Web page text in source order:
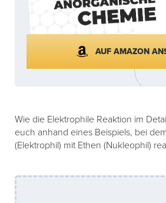
AUF AMAZON
Wie die Elektrophile Reaktion im
euch anhand eines Beispiels, bei
(Elektrophil) mit Ethen (Nukleophil)